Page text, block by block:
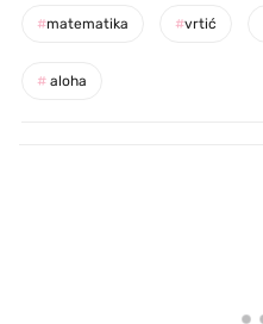
#matematika #vrtić
# aloha